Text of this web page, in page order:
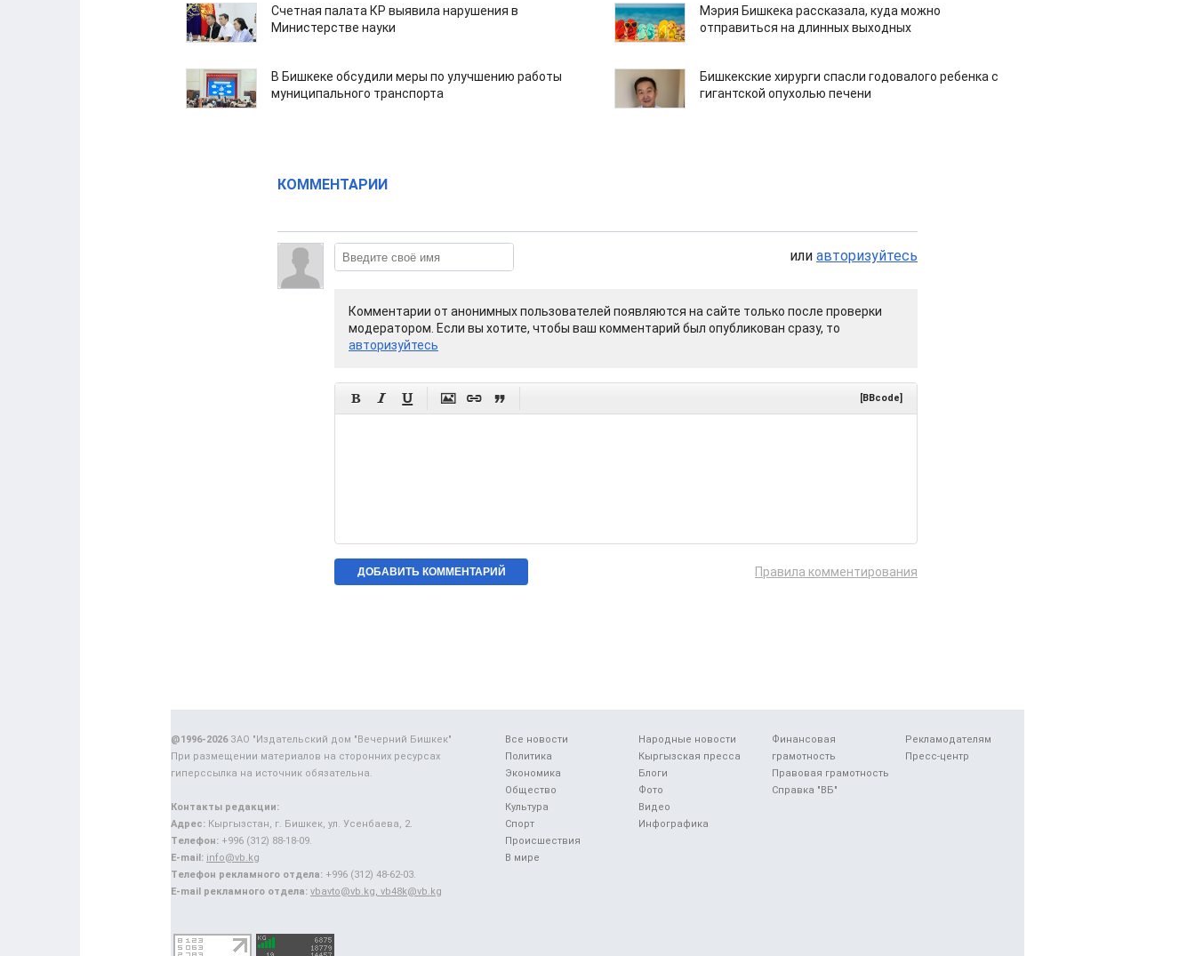
Счетная палата КР выявила нарушения в
Министерстве науки
Мэрия Бишкека рассказала, куда можно
отправиться на длинных выходных
В Бишкеке обсудили меры по улучшению работы
муниципального транспорта
Бишкекские хирурги спасли годовалого ребенка с
гигантской опухолью печени
КОММЕНТАРИИ
или авторизуйтесь
Комментарии от анонимных пользователей появляются на сайте только после проверки
модератором. Если вы хотите, чтобы ваш комментарий был опубликован сразу, то
авторизуйтесь
      [BBcode]
Правила комментирования
Все новости
Политика
Экономика
Общество
Культура
Спорт
Происшествия
В мире
Народные новости
Кыргызская пресса
Блоги
Фото
Видео
Инфографика
Финансовая
грамотность
Правовая грамотность
Справка "ВБ"
Рекламодателям
Пресс-центр
@1996-2026ЗАО "Издательский дом "Вечерний Бишкек"
При размещении материалов на сторонних ресурсах
гиперссылка на источник обязательна.
Контакты редакции:
Адрес: Кыргызстан, г. Бишкек, ул. Усенбаева, 2.
Телефон: +996 (312) 88-18-09.
E-mail: info@vb.kg
Телефон рекламного отдела: +996 (312) 48-62-03.
E-mail рекламного отдела: vbavto@vb.kg, vb48k@vb.kg